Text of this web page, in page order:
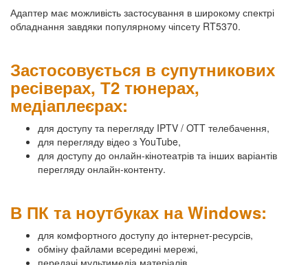
Адаптер має можливість застосування в широкому спектрі
обладнання завдяки популярному чіпсету RT5370.
Застосовується в супутникових
ресіверах, Т2 тюнерах,
медіаплеєрах:
для доступу та перегляду IPTV / OTT телебачення,
для перегляду відео з YouTube,
для доступу до онлайн-кінотеатрів та інших варіантів
перегляду онлайн-контенту.
В ПК та ноутбуках на Windows:
для комфортного доступу до інтернет-ресурсів,
обміну файлами всередині мережі,